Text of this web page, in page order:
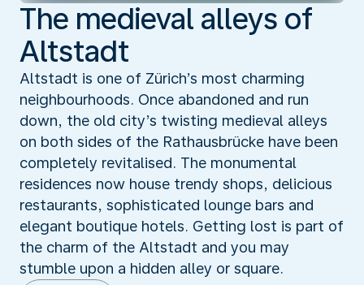
The medieval alleys of
Altstadt
Altstadt is one of Zürich’s most charming
neighbourhoods. Once abandoned and run
down, the old city’s twisting medieval alleys
on both sides of the Rathausbrücke have been
completely revitalised. The monumental
residences now house trendy shops, delicious
restaurants, sophisticated lounge bars and
elegant boutique hotels. Getting lost is part of
the charm of the Altstadt and you may
stumble upon a hidden alley or square.